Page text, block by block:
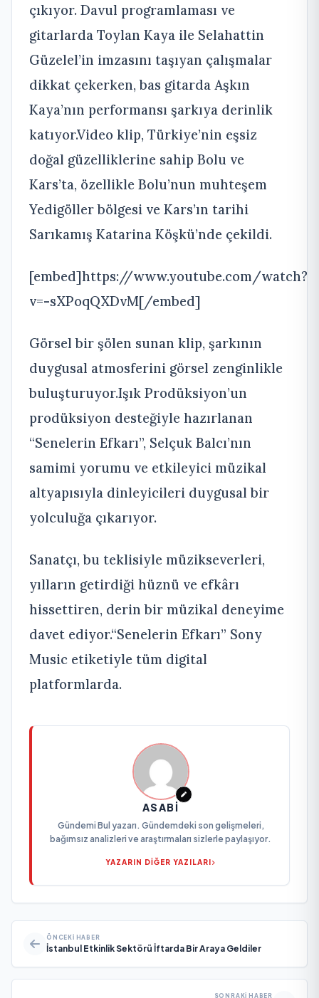
çıkıyor. Davul programlaması ve
gitarlarda Toylan Kaya ile Selahattin
Güzelel’in imzasını taşıyan çalışmalar
dikkat çekerken, bas gitarda Aşkın
Kaya’nın performansı şarkıya derinlik
katıyor.Video klip, Türkiye’nin eşsiz
doğal güzelliklerine sahip Bolu ve
Kars’ta, özellikle Bolu’nun muhteşem
Yedigöller bölgesi ve Kars’ın tarihi
Sarıkamış Katarina Köşkü’nde çekildi.
[embed]https://www.youtube.com/watch?
v=-sXPoqQXDvM[/embed]
Görsel bir şölen sunan klip, şarkının
duygusal atmosferini görsel zenginlikle
buluşturuyor.Işık Prodüksiyon’un
prodüksiyon desteğiyle hazırlanan
“Senelerin Efkarı”, Selçuk Balcı’nın
samimi yorumu ve etkileyici müzikal
altyapısıyla dinleyicileri duygusal bir
yolculuğa çıkarıyor.
Sanatçı, bu teklisiyle müzikseverleri,
yılların getirdiği hüznü ve efkârı
hissettiren, derin bir müzikal deneyime
davet ediyor.“Senelerin Efkarı” Sony
Music etiketiyle tüm digital
platformlarda.
ASABI
Gündemi Bul yazarı. Gündemdeki son gelişmeleri,
bağımsız analizleri ve araştırmaları sizlerle paylaşıyor.
YAZARIN DİĞER YAZILARI
ÖNCEKI HABER
İstanbul Etkinlik Sektörü İftarda Bir Araya Geldiler
SONRAKI HABER